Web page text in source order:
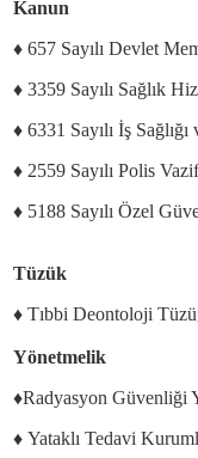
Kanun
♦ 657 Sayılı Devlet
♦ 3359 Sayılı Sağlık
♦ 6331 Sayılı İş
♦ 2559 Sayılı Polis
♦ 5188 Sayılı Özel
Tüzük
♦ Tıbbi Deontoloji
Yönetmelik
♦Radyasyon Güvenliği
♦ Yataklı Tedavi